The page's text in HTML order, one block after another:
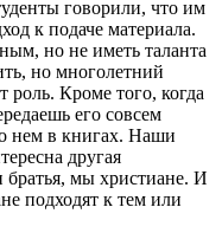
говорили, что им
к подаче материала.
но не иметь таланта
но многолетний
роль. Кроме того, когда
его совсем
нем в книгах. Наши
другая
братья, мы христиане. И
подходят к тем или